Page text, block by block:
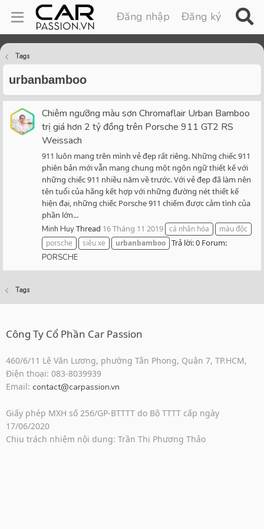
Đăng nhập Đăng ký
Tags
urbanbamboo
Chiêm ngưỡng màu sơn Chromaflair Urban Bamboo
trị giá hơn 2 tỷ đồng trên Porsche 911 GT2 RS
Weissach
911 luôn mang trên mình vẻ đẹp rất riêng. Những chiếc 911
phiên bản mới vẫn mang chung một ngôn ngữ thiết kế với
những chiếc 911 nhiều năm về trước. Với vẻ đẹp đã làm nên
tên tuổi của hãng kết hợp với những đường nét thiết kế
hiện đại, những chiếc Porsche 911 chiếm được cảm tình của
phần lớn...
Minh HuyThread 16 Tháng 11 2019 cá nhân hóa
màu độc
porsche
siêu xe urbanbamboo Trả lời: 0 Forum:
PORSCHE
Tags
Công Ty Cổ Phần Car Passion
460/6/11 Lê Văn Lương, phường Tân Phong, Quận 7, TP.HCM,
Điện thoại: 083-8039939
Email: contact@carpassion.vn
Giấy phép MXH số 256/GP-BTTTT do Bộ TTTT cấp ngày
17/06/2020
Chịu trách nhiệm nội dung: Trần Thị Phương Thảo